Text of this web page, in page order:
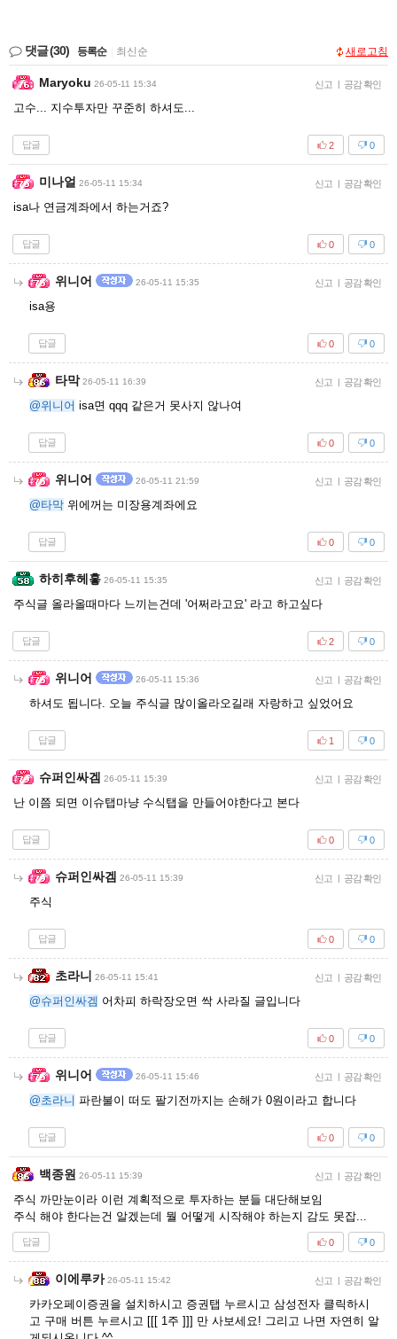
댓글(30) 등록순 최신순 새로고침
Maryoku 26-05-11 15:34 신고 | 공감 확인
고수... 지수투자만 꾸준히 하셔도...
답글 0
2
미나얼 26-05-11 15:34 신고 | 공감 확인
isa나 연금계좌에서 하는거죠?
답글 0
0
위니어 26-05-11 15:35 신고 | 공감 확인
isa용
답글 0
0
타막 26-05-11 16:39 신고 | 공감 확인
@위니어 isa면 qqq 같은거 못사지 않나여
답글 0
0
위니어 26-05-11 21:59 신고 | 공감 확인
@타막 위에꺼는 미장용계좌에요
답글 0
0
하히후헤홓 26-05-11 15:35 신고 | 공감 확인
주식글 올라올때마다 느끼는건데 '어쩌라고요' 라고 하고싶다
답글 0
2
위니어 26-05-11 15:36 신고 | 공감 확인
하셔도 됩니다. 오늘 주식글 많이올라오길래 자랑하고 싶었어요
답글 0
1
슈퍼인싸겜 26-05-11 15:39 신고 | 공감 확인
난 이쯤 되면 이슈탭마냥 수식탭을 만들어야한다고 본다
답글 0
0
슈퍼인싸겜 26-05-11 15:39 신고 | 공감 확인
주식
답글 0
0
초라니 26-05-11 15:41 신고 | 공감 확인
@슈퍼인싸겜 어차피 하락장오면 싹 사라질 글입니다
답글 0
0
위니어 26-05-11 15:46 신고 | 공감 확인
@초라니 파란불이 떠도 팔기전까지는 손해가 0원이라고 합니다
답글 0
0
백종원 26-05-11 15:39 신고 | 공감 확인
주식 까만눈이라 이런 계획적으로 투자하는 분들 대단해보임
주식 해야 한다는건 알겠는데 뭘 어떻게 시작해야 하는지 감도 못잡...
답글 0
0
이에루카 26-05-11 15:42 신고 | 공감 확인
카카오페이증권을 설치하시고 증권탭 누르시고 삼성전자 클릭하시
고 구매 버튼 누르시고 [[[ 1주 ]]] 만 사보세요! 그리고 나면 자연히 알